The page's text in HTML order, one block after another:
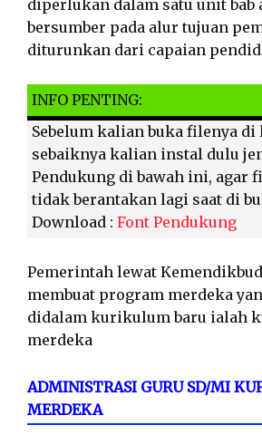
diperlukan dalam satu unit bab
bersumber pada alur tujuan
diturunkan dari capaian
INFO PENTING:
Sebelum kalian buka filenya di
sebaiknya kalian instal dulu
Pendukung di bawah ini, agar
tidak berantakan lagi saat di
Download : Font Pendukung
Pemerintah lewat
membuat program merdeka
didalam kurikulum baru ialah
merdeka
ADMINISTRASI GURU SD/MI
MERDEKA